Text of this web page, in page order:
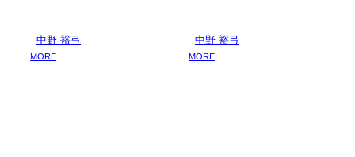
中野 裕弓
MORE
中野 裕弓
MORE